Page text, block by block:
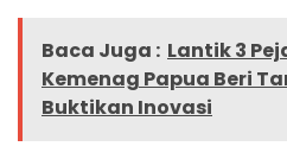
Baca Juga : Lantik 3
Kemenag Papua Beri
Buktikan Inovasi